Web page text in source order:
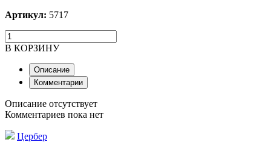
Артикул: 5717
В КОРЗИНУ
Описание
Комментарии
Описание отсутствует
Комментариев пока нет
Цербер